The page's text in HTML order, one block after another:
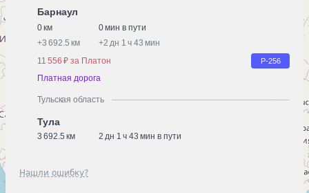
Барнаул
0 км
0 мин в пути
+3 692.5 км +2 дн 1 ч 43 мин
11 556 ₽ за Платон
Р-256
Платная дорога
Тульская область
Тула
3 692.5 км 2 дн 1 ч 43 мин в пути
Нашли ошибку?